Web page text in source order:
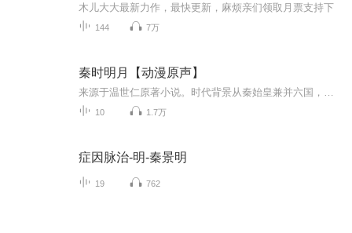
木儿大大最新力作，最快更新，麻烦亲们领取月票支持下
144 7万
秦时明月【动漫原声】
10 1.7万
症因脉治-明-秦景明
19 762